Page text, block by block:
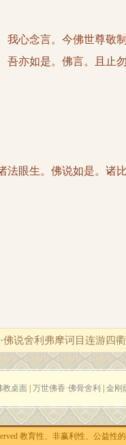
心念言。今佛世尊敬
亦如是。佛言。且止
生。佛说如是。诸比
佛说舍利弗摩诃目连游四
教桌面 万世佛香·佛骨舍利 金刚
教育性、非赢利性、公益性的